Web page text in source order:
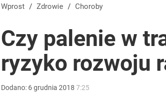
różnorodności
pod presją. co czeka branżę do 2030
Wprost / Zdrowie / Choroby
Czy palenie w
ryzyko rozwoju
Dodano: 6grudnia 2018 7:25